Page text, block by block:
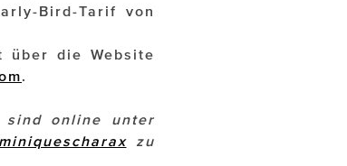
Bird-Tarif von
über die Website
.
sind online unter
zu